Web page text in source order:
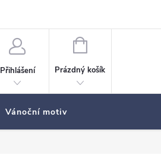
Přihlášení
NÁKUPNÍ
Prázdný košík
Vánoční motiv